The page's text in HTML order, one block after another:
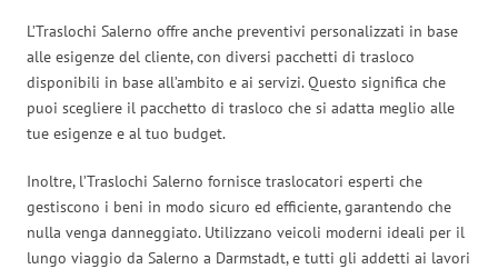
L’Traslochi Salerno offre anche preventivi personalizzati in base
alle esigenze del cliente, con diversi pacchetti di trasloco
disponibili in base all’ambito e ai servizi. Questo significa che
puoi scegliere il pacchetto di trasloco che si adatta meglio alle
tue esigenze e al tuo budget.
Inoltre, l’Traslochi Salerno fornisce traslocatori esperti che
gestiscono i beni in modo sicuro ed efficiente, garantendo che
nulla venga danneggiato. Utilizzano veicoli moderni ideali per il
lungo viaggio da Salerno a Darmstadt, e tutti gli addetti ai lavori